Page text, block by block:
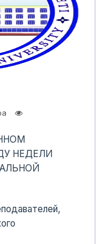
НЕДЕЛИ